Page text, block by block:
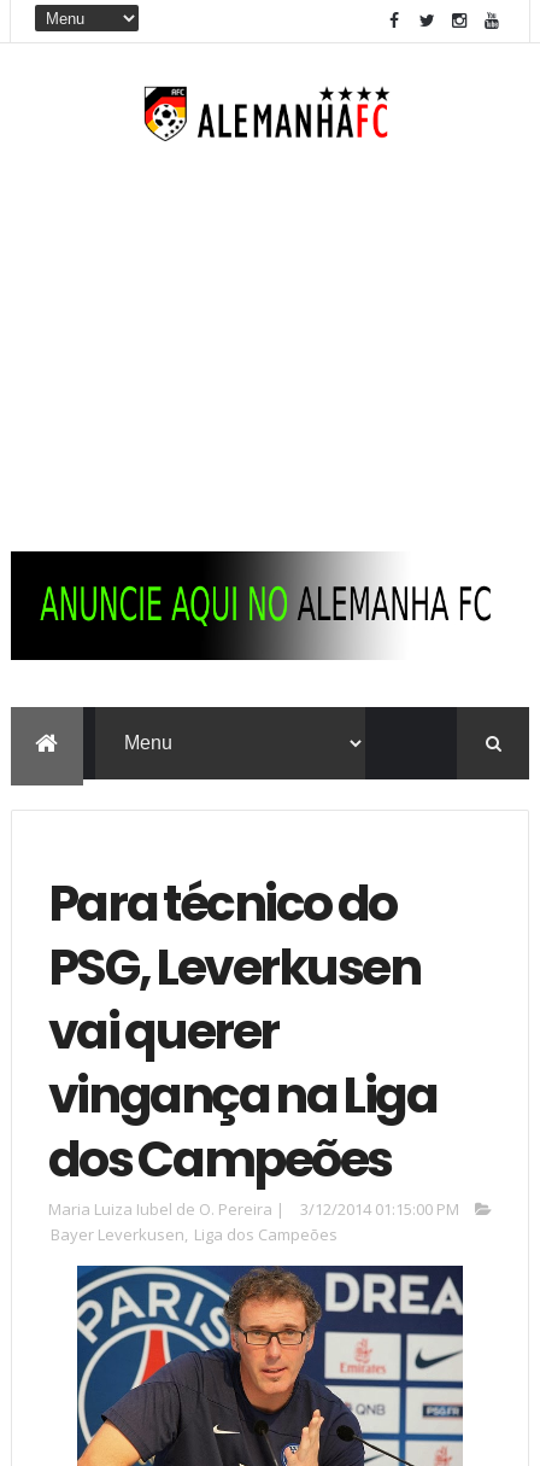
Para técnico do
PSG, Leverkusen
vai querer
vingança na Liga
dos Campeões
Maria Luiza Iubel de O. Pereira |
3/12/2014 01:15:00 PM
Bayer Leverkusen, Liga dos Campeões